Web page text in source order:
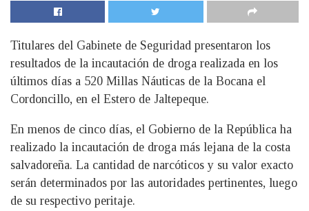
Titulares del Gabinete de Seguridad presentaron los
resultados de la incautación de droga realizada en los
últimos días a 520 Millas Náuticas de la Bocana el
Cordoncillo, en el Estero de Jaltepeque.
En menos de cinco días, el Gobierno de la República ha
realizado la incautación de droga más lejana de la costa
salvadoreña. La cantidad de narcóticos y su valor exacto
serán determinados por las autoridades pertinentes, luego
de su respectivo peritaje.